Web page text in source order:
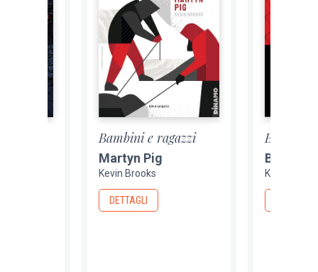
Bambini e ragazzi
Martyn Pig
Kevin Brooks
DETTAGLI
Bambini
Bad
Kevin